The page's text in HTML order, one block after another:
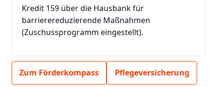
Kredit 159 über die Hausbank für
barrierereduzierende Maßnahmen
(Zuschussprogramm eingestellt).
Zum Förderkompass Pflegeversicherung